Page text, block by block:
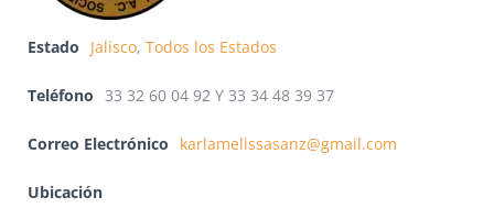
Estado Jalisco, Todos los Estados
Teléfono 33 32 60 04 92 Y 33 34 48 39 37
Correo Electrónico karlamelissasanz@gmail.com
Ubicación